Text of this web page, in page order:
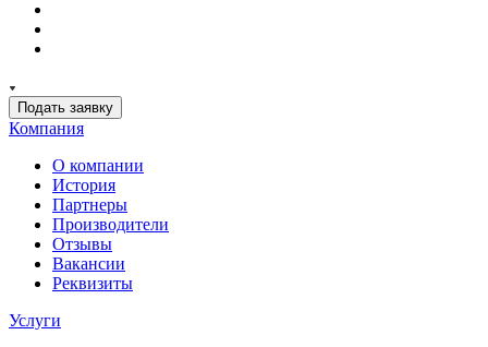
Подать заявку
Компания
О компании
История
Партнеры
Производители
Отзывы
Вакансии
Реквизиты
Услуги